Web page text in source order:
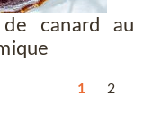
canard au
1 2